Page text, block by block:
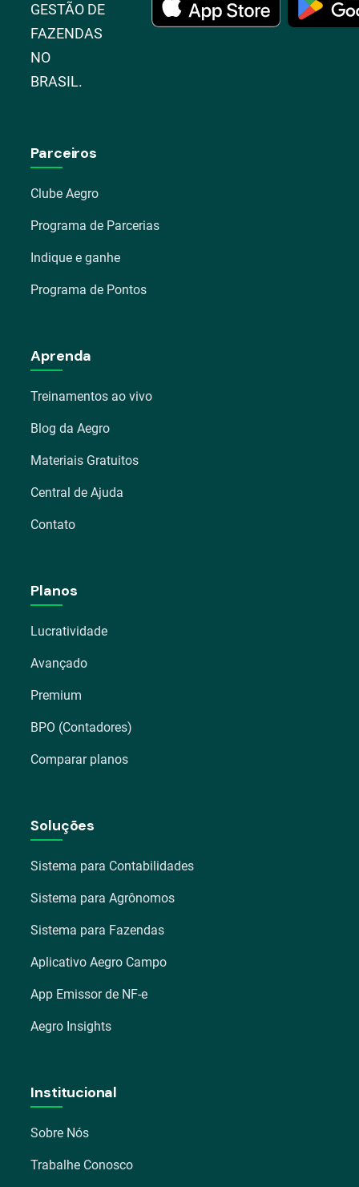
GESTÃO DE
FAZENDAS
NO
BRASIL.
Parceiros
Clube Aegro
Programa de Parcerias
Indique e ganhe
Programa de Pontos
Aprenda
Treinamentos ao vivo
Blog da Aegro
Materiais Gratuitos
Central de Ajuda
Contato
Planos
Lucratividade
Avançado
Premium
BPO (Contadores)
Comparar planos
Soluções
Sistema para Contabilidades
Sistema para Agrônomos
Sistema para Fazendas
Aplicativo Aegro Campo
App Emissor de NF-e
Aegro Insights
Institucional
Sobre Nós
Trabalhe Conosco